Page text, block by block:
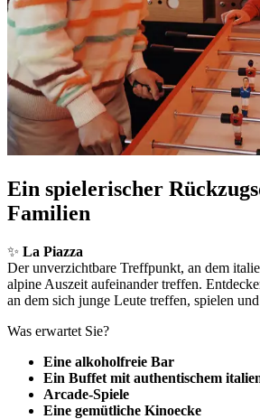
Ein spielerischer
Familien
✨ La Piazza
Der unverzichtbare Treffpunkt, an dem
alpine Auszeit aufeinander treffen.
an dem sich junge Leute treffen, spielen
Was erwartet Sie?
Eine alkoholfreie Bar
Ein Buffet mit authentischem
Arcade-Spiele
Eine gemütliche Kinoecke